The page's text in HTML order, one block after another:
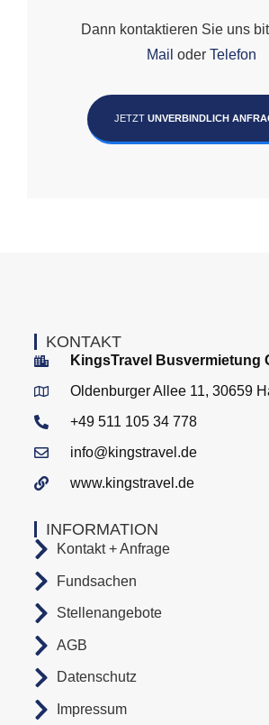
Dann kontaktieren Sie uns
Mail oder Telefon
JETZT UNVERBINDLICH
INFORMATION
Kontakt + Anfrage
Fundsachen
Stellenangebote
AGB
Datenschutz
Impressum
KONTAKT
KingsTravel Busvermietung
Oldenburger Allee 11, 30659
+49 511 105 34 778
info@kingstravel.de
www.kingstravel.de